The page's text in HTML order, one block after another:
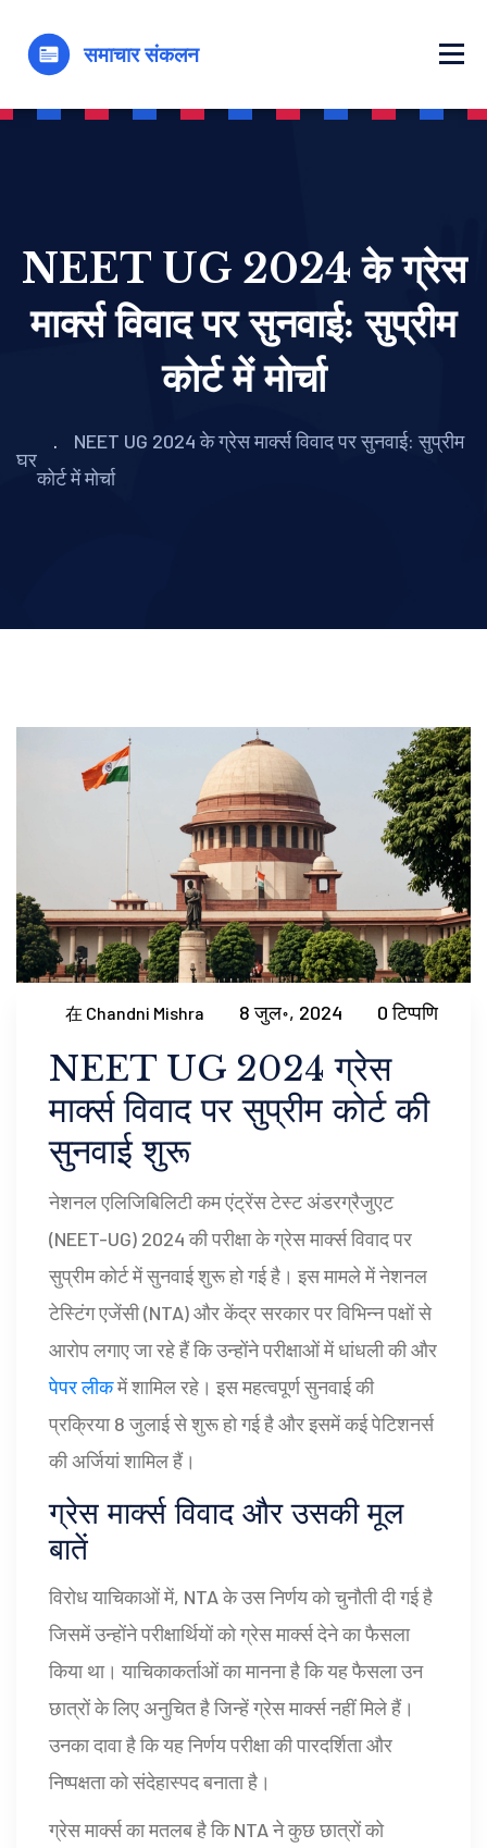
NEET UG 2024 के ग्रेस
मार्क्स विवाद पर सुनवाई: सुप्रीम
कोर्ट में मोर्चा
घर
NEET UG 2024 के ग्रेस मार्क्स विवाद पर सुनवाई: सुप्रीम
कोर्ट में मोर्चा
在 Chandni Mishra 8 जुल॰, 2024 0 टिप्पणि
NEET UG 2024 ग्रेस
मार्क्स विवाद पर सुप्रीम कोर्ट की
सुनवाई शुरू
नेशनल एलिजिबिलिटी कम एंट्रेंस टेस्ट अंडरग्रैजुएट
(NEET-UG) 2024 की परीक्षा के ग्रेस मार्क्स विवाद पर
सुप्रीम कोर्ट में सुनवाई शुरू हो गई है। इस मामले में नेशनल
टेस्टिंग एजेंसी (NTA) और केंद्र सरकार पर विभिन्न पक्षों से
आरोप लगाए जा रहे हैं कि उन्होंने परीक्षाओं में धांधली की और
पेपर लीकमें शामिल रहे। इस महत्वपूर्ण सुनवाई की
प्रक्रिया 8 जुलाई से शुरू हो गई है और इसमें कई पेटिशनर्स
की अर्जियां शामिल हैं।
ग्रेस मार्क्स विवाद और उसकी मूल
बातें
विरोध याचिकाओं में, NTA के उस निर्णय को चुनौती दी गई है
जिसमें उन्होंने परीक्षार्थियों को ग्रेस मार्क्स देने का फैसला
किया था। याचिकाकर्ताओं का मानना है कि यह फैसला उन
छात्रों के लिए अनुचित है जिन्हें ग्रेस मार्क्स नहीं मिले हैं।
उनका दावा है कि यह निर्णय परीक्षा की पारदर्शिता और
निष्पक्षता को संदेहास्पद बनाता है।
ग्रेस मार्क्स का मतलब है कि NTA ने कुछ छात्रों को